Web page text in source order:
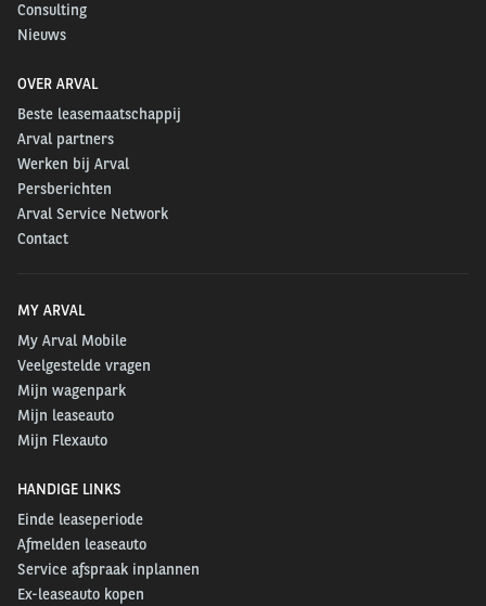
Consulting
Nieuws
OVER ARVAL
Beste leasemaatschappij
Arval partners
Werken bij Arval
Persberichten
Arval Service Network
Contact
MY ARVAL
My Arval Mobile
Veelgestelde vragen
Mijn wagenpark
Mijn leaseauto
Mijn Flexauto
HANDIGE LINKS
Einde leaseperiode
Afmelden leaseauto
Service afspraak inplannen
Ex-leaseauto kopen